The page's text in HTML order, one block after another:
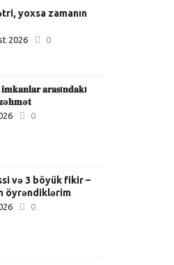
yoxsa zamanın
2026 0
𝐚𝐫𝐚𝐬ı𝐧𝐝𝐚𝐤ı
0
və 3 böyük fikir –
öyrəndiklərim
0